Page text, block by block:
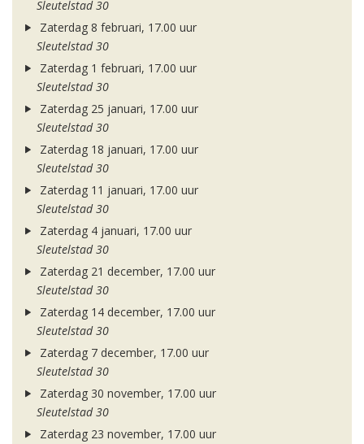
Sleutelstad 30
Zaterdag 8 februari, 17.00 uur
Sleutelstad 30
Zaterdag 1 februari, 17.00 uur
Sleutelstad 30
Zaterdag 25 januari, 17.00 uur
Sleutelstad 30
Zaterdag 18 januari, 17.00 uur
Sleutelstad 30
Zaterdag 11 januari, 17.00 uur
Sleutelstad 30
Zaterdag 4 januari, 17.00 uur
Sleutelstad 30
Zaterdag 21 december, 17.00 uur
Sleutelstad 30
Zaterdag 14 december, 17.00 uur
Sleutelstad 30
Zaterdag 7 december, 17.00 uur
Sleutelstad 30
Zaterdag 30 november, 17.00 uur
Sleutelstad 30
Zaterdag 23 november, 17.00 uur